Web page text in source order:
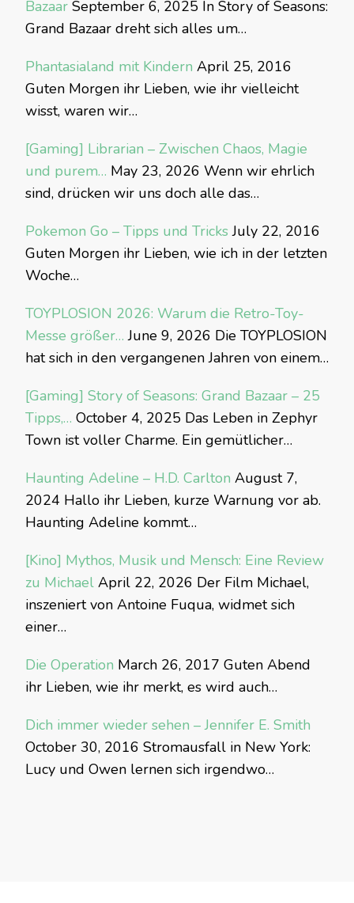
Bazaar September 6, 2025 In Story of Seasons:
Grand Bazaar dreht sich alles um…
Phantasialand mit Kindern April 25, 2016
Guten Morgen ihr Lieben, wie ihr vielleicht
wisst, waren wir…
[Gaming] Librarian – Zwischen Chaos, Magie
und purem… May 23, 2026 Wenn wir ehrlich
sind, drücken wir uns doch alle das…
Pokemon Go – Tipps und Tricks July 22, 2016
Guten Morgen ihr Lieben, wie ich in der letzten
Woche…
TOYPLOSION 2026: Warum die Retro-Toy-
Messe größer… June 9, 2026 Die TOYPLOSION
hat sich in den vergangenen Jahren von einem…
[Gaming] Story of Seasons: Grand Bazaar – 25
Tipps,… October 4, 2025 Das Leben in Zephyr
Town ist voller Charme. Ein gemütlicher…
Haunting Adeline – H.D. Carlton August 7,
2024 Hallo ihr Lieben, kurze Warnung vor ab.
Haunting Adeline kommt…
[Kino] Mythos, Musik und Mensch: Eine Review
zu Michael April 22, 2026 Der Film Michael,
inszeniert von Antoine Fuqua, widmet sich
einer…
Die Operation March 26, 2017 Guten Abend
ihr Lieben, wie ihr merkt, es wird auch…
Dich immer wieder sehen – Jennifer E. Smith
October 30, 2016 Stromausfall in New York:
Lucy und Owen lernen sich irgendwo…